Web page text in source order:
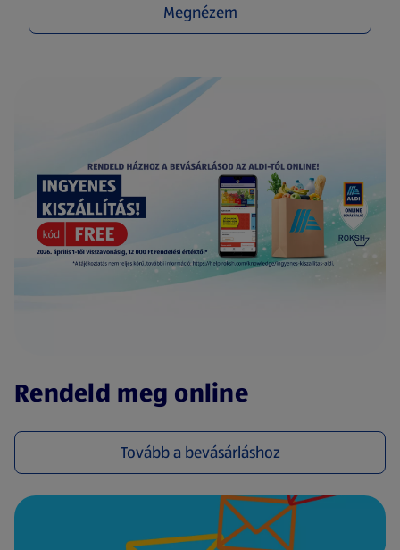
Megnézem
Rendeld meg online
Tovább a bevásárláshoz
(új oldalon nyílik meg)